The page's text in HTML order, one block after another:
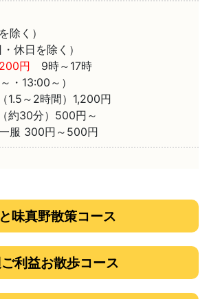
除く）
休日を除く）
円 9時～17時
・13:00～）
1.5～2時間）1,200円
約30分）500円～
服 300円～500円
味真野散策コース
利益お散歩コース